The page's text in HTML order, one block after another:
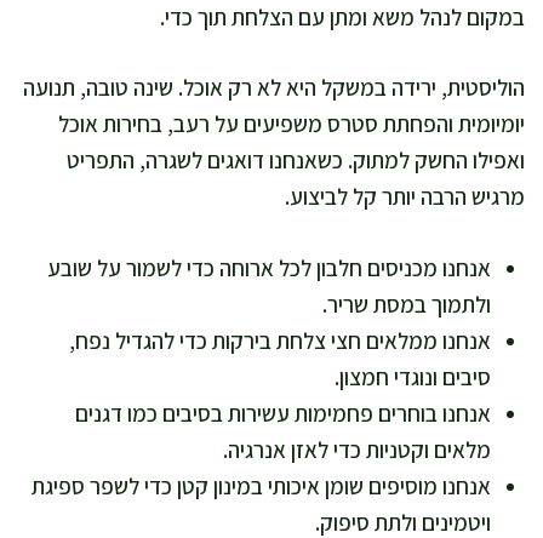
במקום לנהל משא ומתן עם הצלחת תוך כדי.
הוליסטית, ירידה במשקל היא לא רק אוכל. שינה טובה, תנועה
יומיומית והפחתת סטרס משפיעים על רעב, בחירות אוכל
ואפילו החשק למתוק. כשאנחנו דואגים לשגרה, התפריט
מרגיש הרבה יותר קל לביצוע.
אנחנו מכניסים חלבון לכל ארוחה כדי לשמור על שובע
ולתמוך במסת שריר.
אנחנו ממלאים חצי צלחת בירקות כדי להגדיל נפח,
סיבים ונוגדי חמצון.
אנחנו בוחרים פחמימות עשירות בסיבים כמו דגנים
מלאים וקטניות כדי לאזן אנרגיה.
אנחנו מוסיפים שומן איכותי במינון קטן כדי לשפר ספיגת
ויטמינים ולתת סיפוק.